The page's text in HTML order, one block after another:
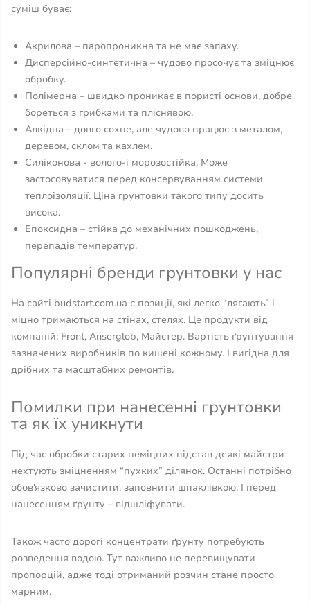
суміш буває:
Акрилова – паропроникна та не має запаху.
Дисперсійно-синтетична – чудово просочує та зміцнює
обробку.
Полімерна – швидко проникає в пористі основи, добре
бореться з грибками та пліснявою.
Алкідна – довго сохне, але чудово працює з металом,
деревом, склом та кахлем.
Силіконова - волого-і морозостійка. Може
застосовуватися перед консервуванням системи
теплоізоляції. Ціна грунтовки такого типу досить
висока.
Епоксидна – стійка до механічних пошкоджень,
перепадів температур.
Популярні бренди грунтовки у нас
На сайті budstart.com.ua є позиції, які легко “лягають” і
міцно тримаються на стінах, стелях. Це продукти від
компаній: Front, Anserglob, Майстер. Вартість ґрунтування
зазначених виробників по кишені кожному. І вигідна для
дрібних та масштабних ремонтів.
Помилки при нанесенні грунтовки
та як їх уникнути
Під час обробки старих неміцних підстав деякі майстри
нехтують зміцненням “пухких” ділянок. Останні потрібно
обов'язково зачистити, заповнити шпаклівкою. І перед
нанесенням ґрунту – відшліфувати.
Також часто дорогі концентрати ґрунту потребують
розведення водою. Тут важливо не перевищувати
пропорцій, адже тоді отриманий розчин стане просто
марним.